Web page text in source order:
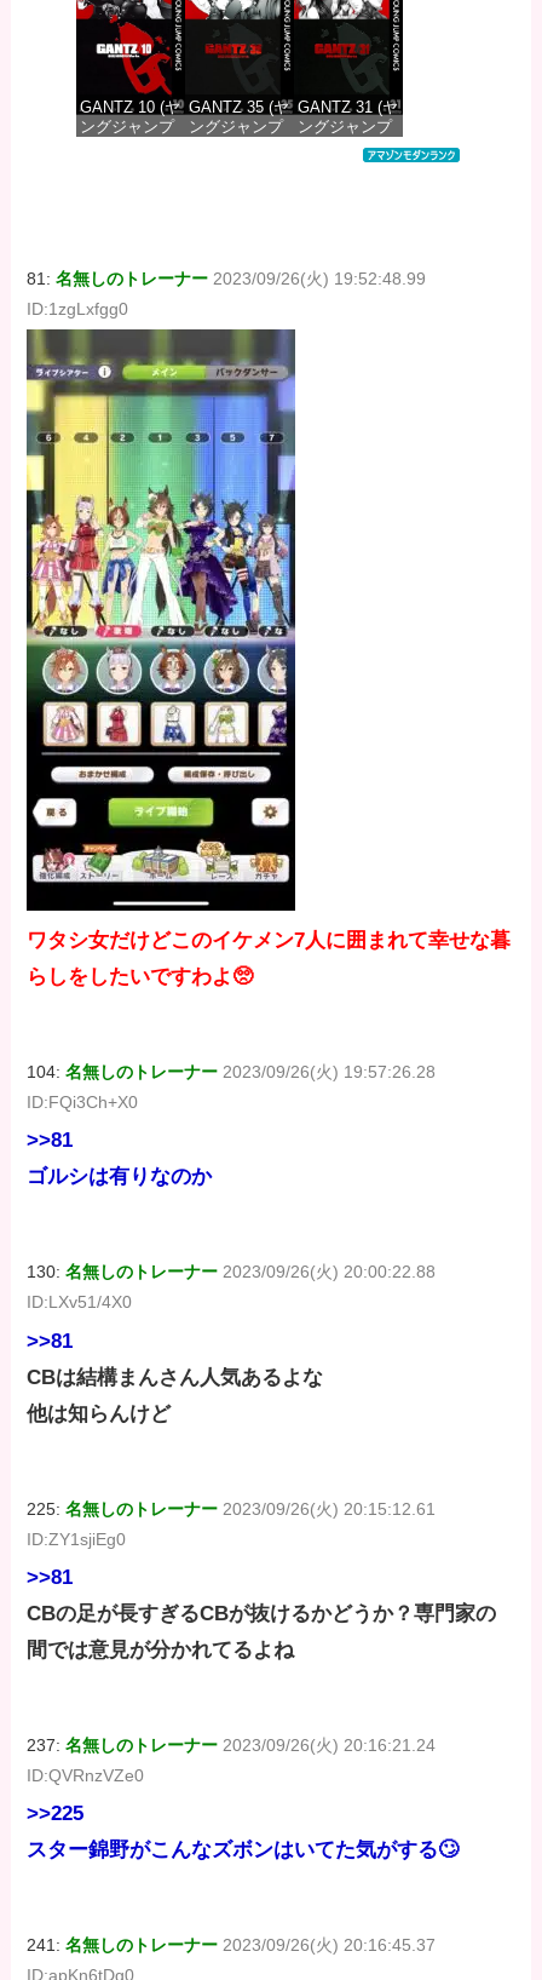
価格：¥100 価格：¥100 価格：¥100
GANTZ 10 (ヤ
ングジャンプ
GANTZ 35 (ヤ
ングジャンプ
GANTZ 31 (ヤ
ングジャンプ
コミックス
81:名無しのトレーナー 2023/09/26(火) 19:52:48.99
ID:1zgLxfgg0
ワタシ女だけどこのイケメン7人に囲まれて幸せな暮
らしをしたいですわよ🥺
104:名無しのトレーナー 2023/09/26(火) 19:57:26.28
ID:FQi3Ch+X0
>>81
ゴルシは有りなのか
130:名無しのトレーナー 2023/09/26(火) 20:00:22.88
ID:LXv51/4X0
>>81
CBは結構まんさん人気あるよな
他は知らんけど
225:名無しのトレーナー 2023/09/26(火) 20:15:12.61
ID:ZY1sjiEg0
>>81
CBの足が長すぎるCBが抜けるかどうか？専門家の
間では意見が分かれてるよね
237:名無しのトレーナー 2023/09/26(火) 20:16:21.24
ID:QVRnzVZe0
>>225
スター錦野がこんなズボンはいてた気がする🙄
241:名無しのトレーナー 2023/09/26(火) 20:16:45.37
ID:apKn6tDg0